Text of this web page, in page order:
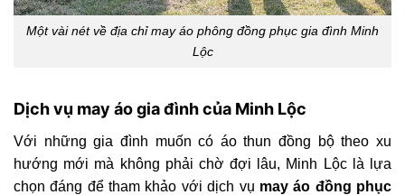
Một vài nét về địa chỉ may áo phông đồng phục gia đình Minh
Lộc
Dịch vụ may áo gia đình của Minh Lộc
Với những gia đình muốn có áo thun đồng bộ theo xu
hướng mới mà không phải chờ đợi lâu, Minh Lộc là lựa
chọn đáng để tham khảo với dịch vụ may áo đồng phục